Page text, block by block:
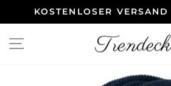
Pause
KOSTENLOSER
SEITENNAVIGATION